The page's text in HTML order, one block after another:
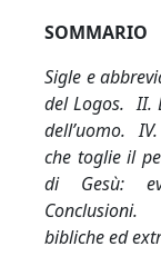
SOMMARIO
Sigle e
del Logos. II.
dell’uomo.
che toglie il
di Gesù:
bibliche ed